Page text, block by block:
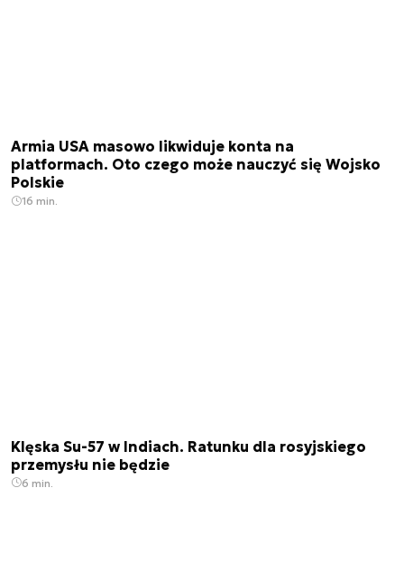
Armia USA masowo likwiduje konta na
platformach. Oto czego może nauczyć się Wojsko
Polskie
16 min.
Klęska Su-57 w Indiach. Ratunku dla rosyjskiego
przemysłu nie będzie
6 min.